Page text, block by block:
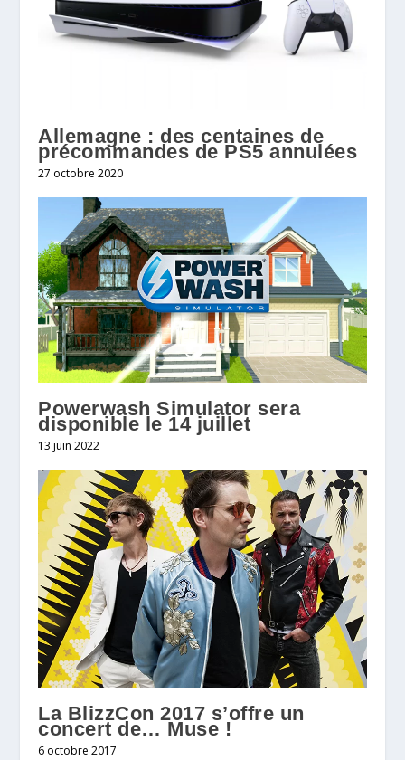
Allemagne : des centaines de
précommandes de PS5 annulées
27 octobre 2020
Powerwash Simulator sera
disponible le 14 juillet
13 juin 2022
La BlizzCon 2017 s’offre un
concert de… Muse !
6 octobre 2017